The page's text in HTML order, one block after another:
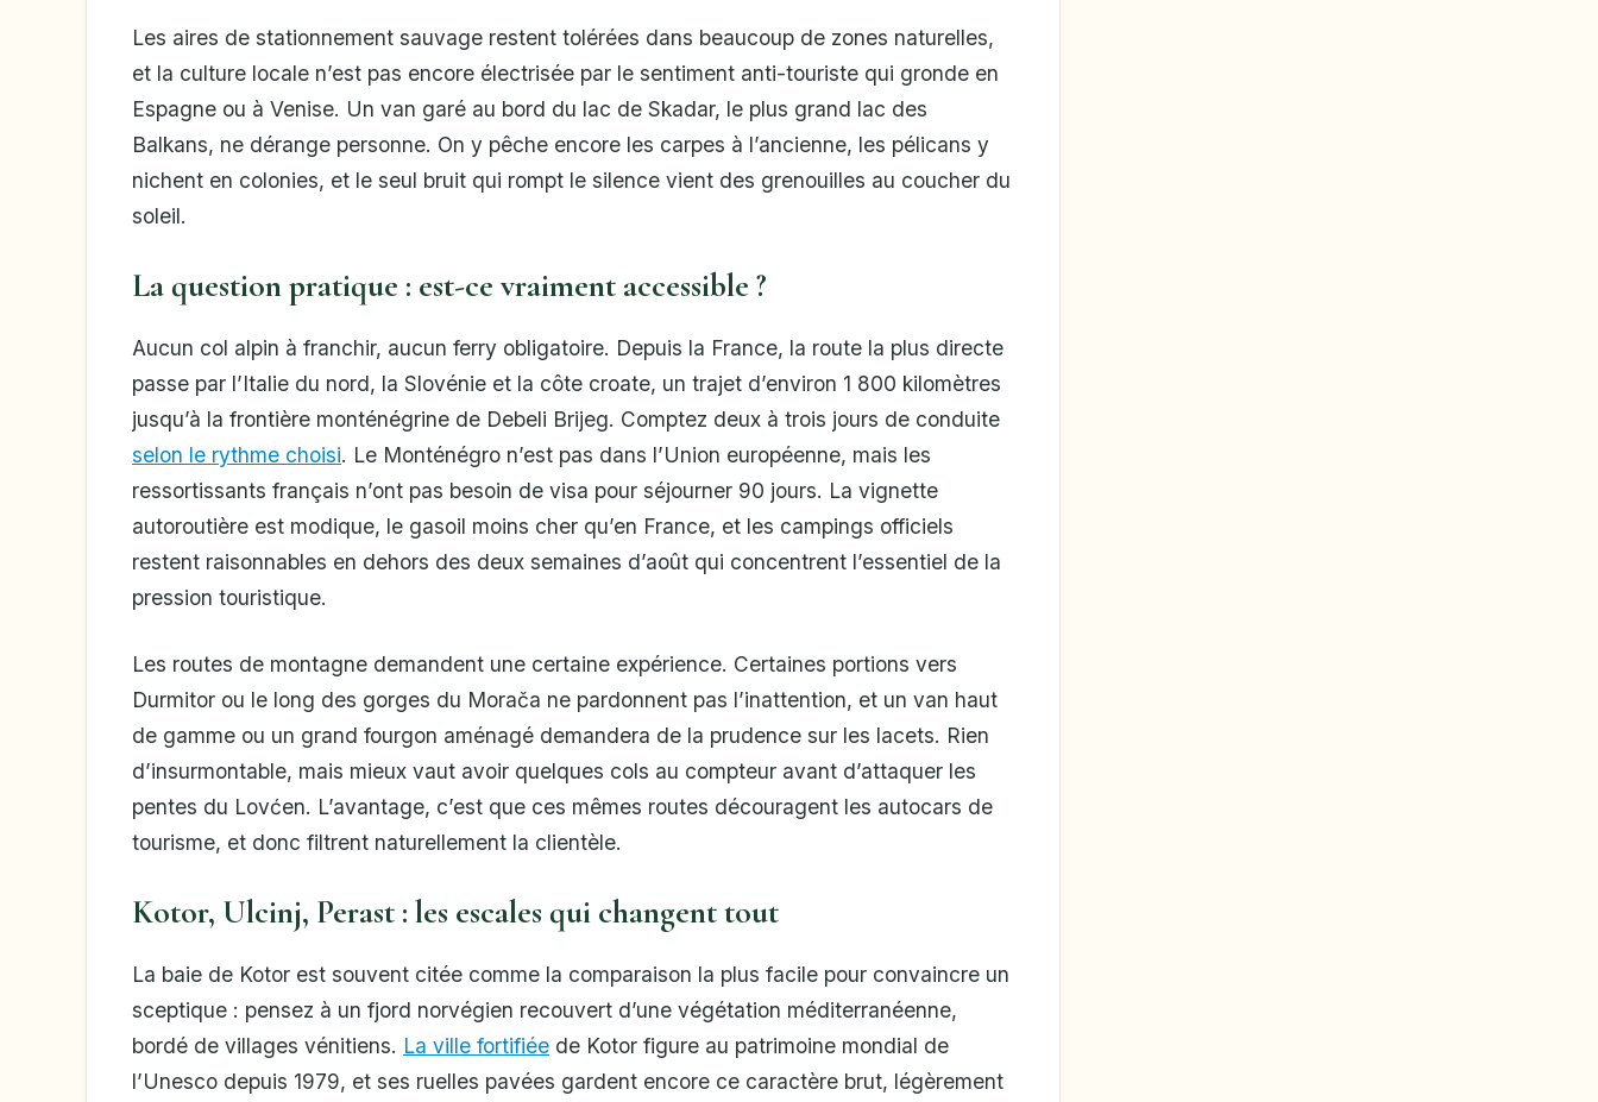
Les aires de stationnement sauvage restent tolérées dans beaucoup de zones naturelles,
et la culture locale n’est pas encore électrisée par le sentiment anti-touriste qui gronde en
Espagne ou à Venise. Un van garé au bord du lac de Skadar, le plus grand lac des
Balkans, ne dérange personne. On y pêche encore les carpes à l’ancienne, les pélicans y
nichent en colonies, et le seul bruit qui rompt le silence vient des grenouilles au coucher du
soleil.
La question pratique : est-ce vraiment accessible ?
Aucun col alpin à franchir, aucun ferry obligatoire. Depuis la France, la route la plus directe
passe par l’Italie du nord, la Slovénie et la côte croate, un trajet d’environ 1 800 kilomètres
jusqu’à la frontière monténégrine de Debeli Brijeg. Comptez deux à trois jours de conduite
selon le rythme choisi. Le Monténégro n’est pas dans l’Union européenne, mais les
ressortissants français n’ont pas besoin de visa pour séjourner 90 jours. La vignette
autoroutière est modique, le gasoil moins cher qu’en France, et les campings officiels
restent raisonnables en dehors des deux semaines d’août qui concentrent l’essentiel de la
pression touristique.
Les routes de montagne demandent une certaine expérience. Certaines portions vers
Durmitor ou le long des gorges du Morača ne pardonnent pas l’inattention, et un van haut
de gamme ou un grand fourgon aménagé demandera de la prudence sur les lacets. Rien
d’insurmontable, mais mieux vaut avoir quelques cols au compteur avant d’attaquer les
pentes du Lovćen. L’avantage, c’est que ces mêmes routes découragent les autocars de
tourisme, et donc filtrent naturellement la clientèle.
Kotor, Ulcinj, Perast : les escales qui changent tout
La baie de Kotor est souvent citée comme la comparaison la plus facile pour convaincre un
sceptique : pensez à un fjord norvégien recouvert d’une végétation méditerranéenne,
bordé de villages vénitiens. La ville fortifiée de Kotor figure au patrimoine mondial de
l’Unesco depuis 1979, et ses ruelles pavées gardent encore ce caractère brut, légèrement